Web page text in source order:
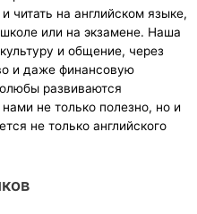
читать на английском языке,
или на экзамене. Наша
и общение, через
и даже финансовую
развиваются
не только полезно, но и
не только английского